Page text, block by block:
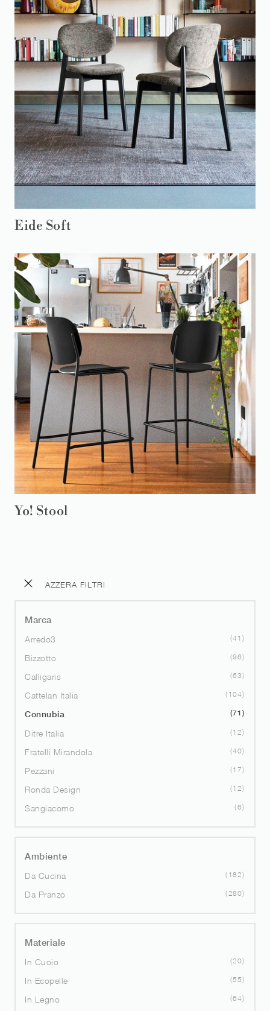
AZZERA FILTRI
Marca
Arredo3
41
Bizzotto 96
Calligaris 63
Cattelan Italia 104
Connubia 71
Ditre Italia 12
Fratelli Mirandola 40
Pezzani 17
Ronda Design 12
Sangiacomo 6
Ambiente
Da Cucina
182
Da Pranzo 280
Materiale
In Cuoio
20
In Ecopelle 55
In Legno 64
Eide Soft
Yo! Stool